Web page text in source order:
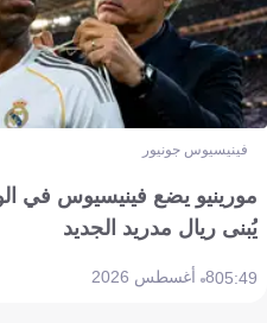
فينيسيوس جونيور
مورينيو يضع فينيسيوس في
يُبنى ريال مدريد الجديد
05:498 أغسطس 2026